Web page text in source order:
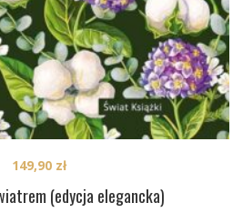
(edycja elegancka)
149,90 zł